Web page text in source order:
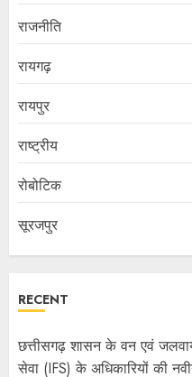
राजनीति
रायगढ़
रायपुर
राष्ट्रीय
रोबोटिक
सूरजपुर
RECENT
छत्तीसगढ़ शासन के वन एवं जलवायु
सेवा (IFS) के अधिकारियों की